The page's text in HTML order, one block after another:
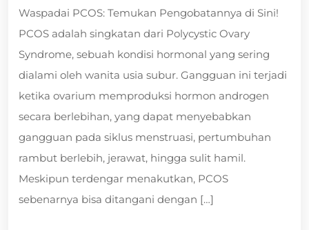
Waspadai PCOS: Temukan Pengobatannya di Sini!
PCOS adalah singkatan dari Polycystic Ovary
Syndrome, sebuah kondisi hormonal yang sering
dialami oleh wanita usia subur. Gangguan ini terjadi
ketika ovarium memproduksi hormon androgen
secara berlebihan, yang dapat menyebabkan
gangguan pada siklus menstruasi, pertumbuhan
rambut berlebih, jerawat, hingga sulit hamil.
Meskipun terdengar menakutkan, PCOS
sebenarnya bisa ditangani dengan […]